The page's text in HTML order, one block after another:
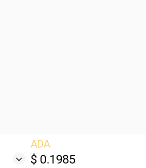
ADA
$ 0.1985